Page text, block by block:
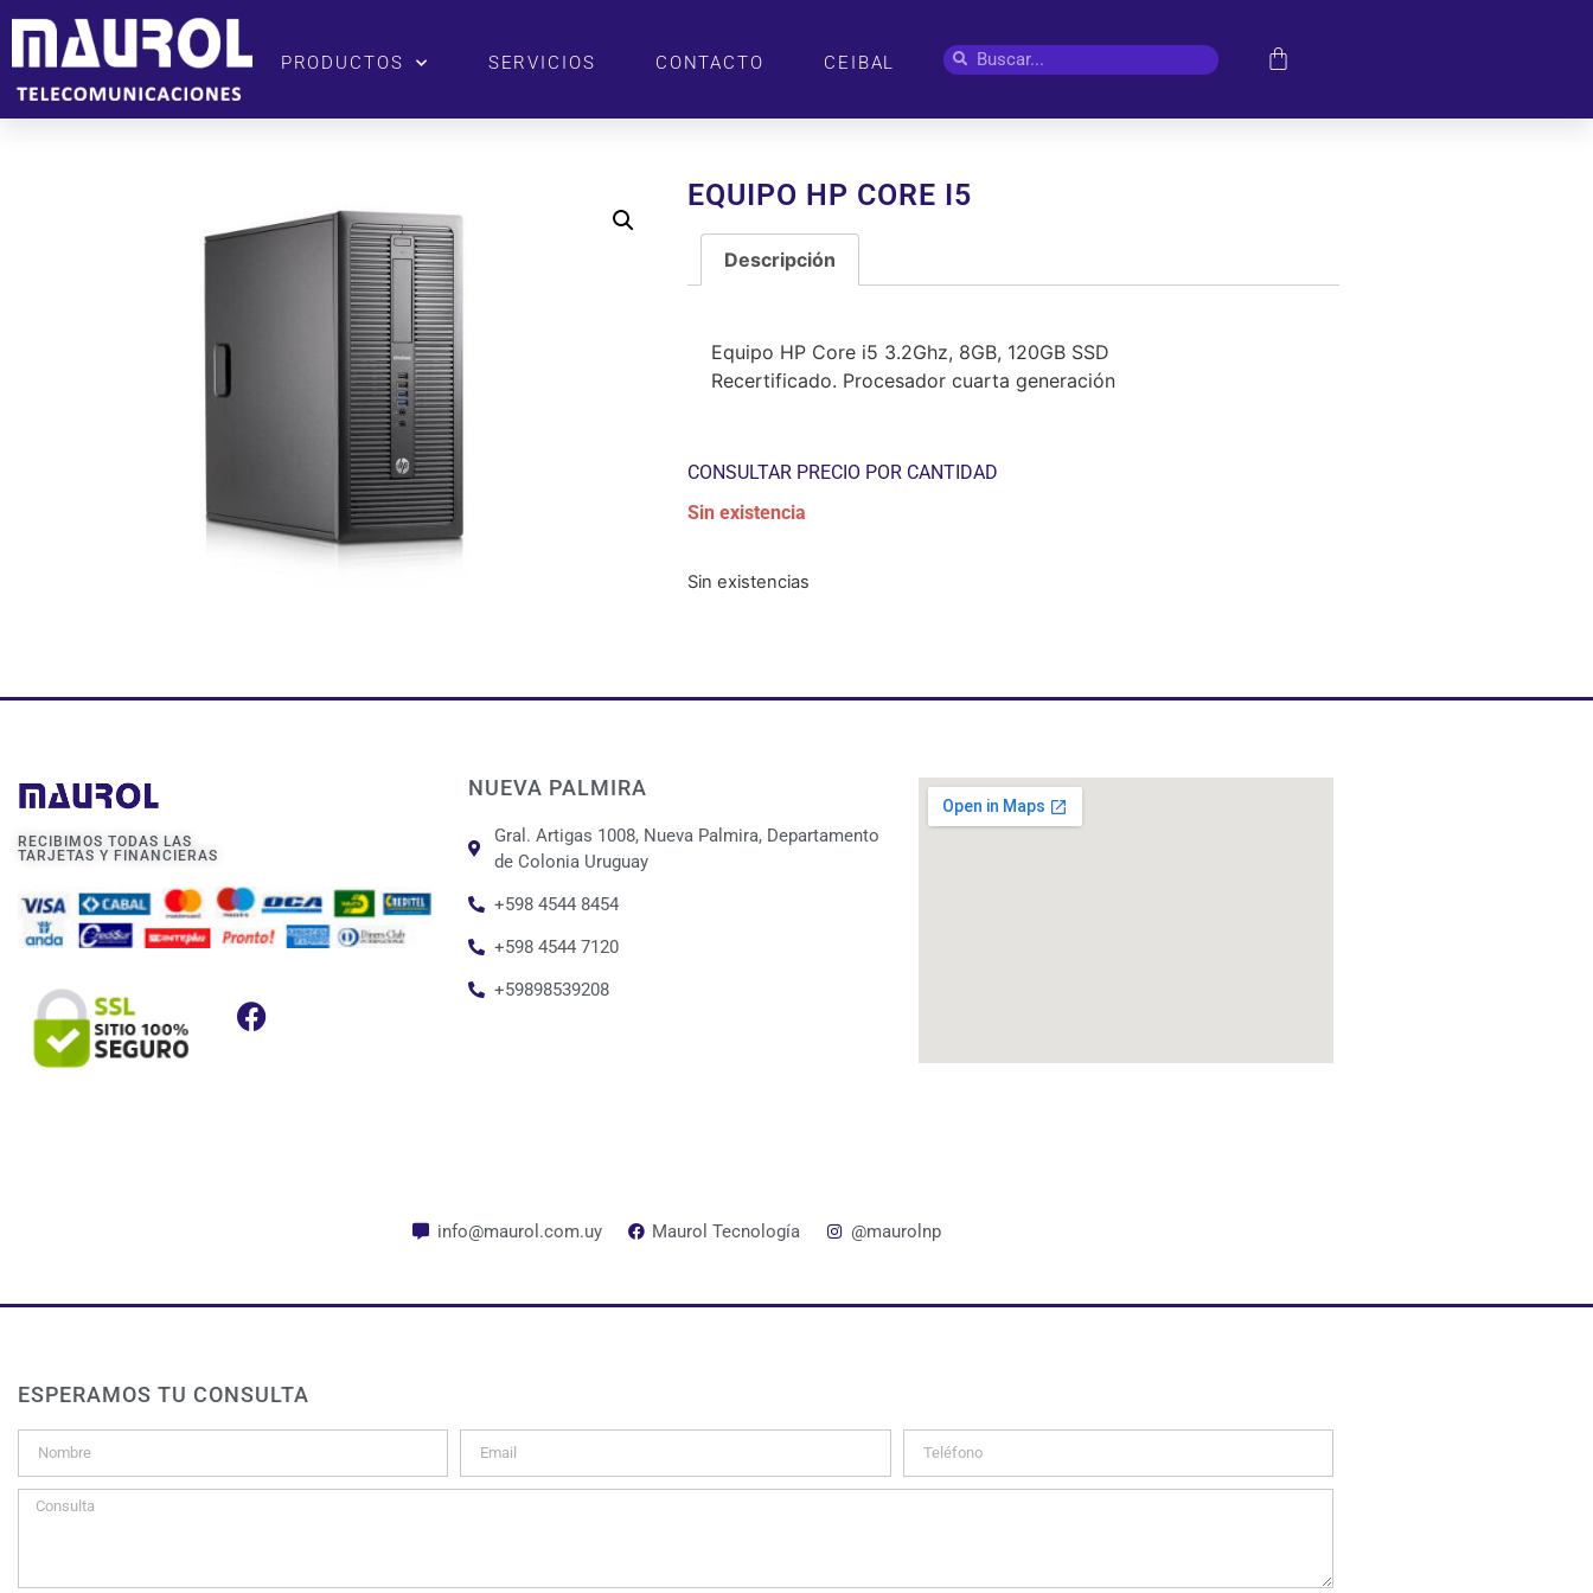
PRODUCTOS SERVICIOS CONTACTO CEIBAL
EQUIPO HP CORE I5
Descripción
Equipo HP Core i5 3.2Ghz, 8GB, 120GB SSD
Recertificado. Procesador cuarta generación
CONSULTAR PRECIO POR CANTIDAD
Sin existencia
Sin existencias
RECIBIMOS TODAS LAS
TARJETAS Y FINANCIERAS
NUEVA PALMIRA
Gral. Artigas 1008, Nueva Palmira, Departamento
de Colonia Uruguay
+598 4544 8454
+598 4544 7120
+59898539208
info@maurol.com.uy Maurol Tecnología @maurolnp
ESPERAMOS TU CONSULTA